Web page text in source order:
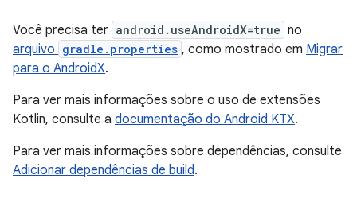
Você precisa ter android.useAndroidX=true no
arquivo gradle.properties , como mostrado em Migrar
para o AndroidX.
Para ver mais informações sobre o uso de extensões
Kotlin, consulte a documentação do Android KTX.
Para ver mais informações sobre dependências, consulte
Adicionar dependências de build.